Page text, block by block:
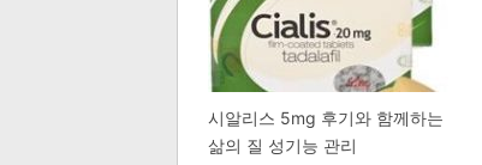
시알리스 5mg 후기와 함께하는
삶의 질 성기능 관리